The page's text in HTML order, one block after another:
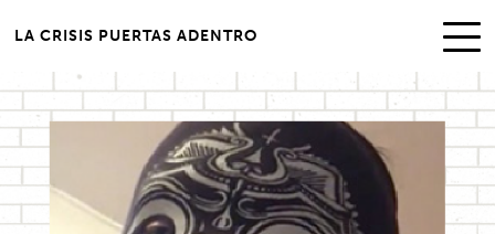
LA CRISIS PUERTAS ADENTRO